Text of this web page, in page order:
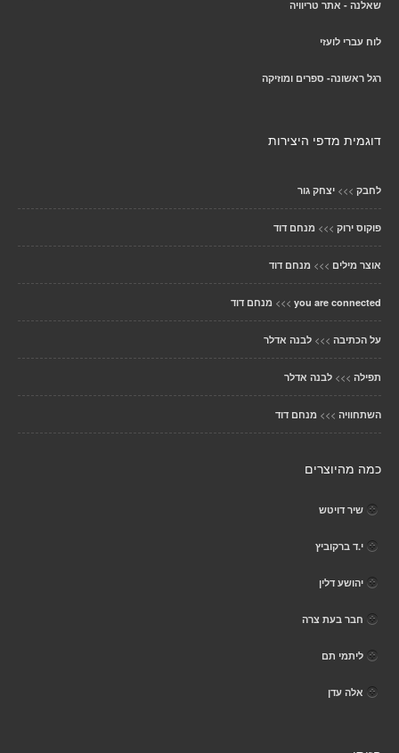
שאלנה - אתר טריוויה
לוח עברי לועזי
רגל ראשונה- ספרים ומוזיקה
דוגמית מדפי היצירות
לחבק >>> יצחק גור
פוקוס ירוק >>> מנחם דוד
אוצר מילים >>> מנחם דוד
you are connected
>>> מנחם דוד
על הכתיבה >>> לבנה אדלר
תפילה >>> לבנה אדלר
השתחוויה >>> מנחם דוד
כמה מהיוצרים
שיר דויטש
י.ד ברקוביץ
יהושע דלין
חבר בעת צרה
ליתמי תם
אלה עדן